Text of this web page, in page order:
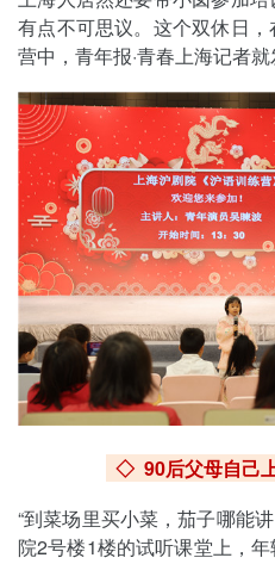
有点不可思议。这个双休日
营中，青年报·青春上海记者就
◇ 90后父母自己
“到菜场里买小菜，茄子哪能
院2号楼1楼的试听课堂上，